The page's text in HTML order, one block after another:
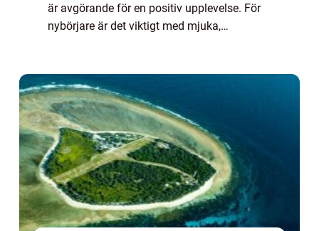
är avgörande för en positiv upplevelse. För
nybörjare är det viktigt med mjuka,